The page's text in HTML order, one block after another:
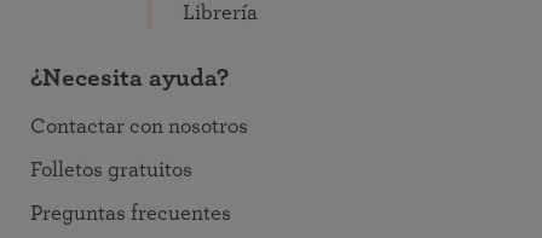
Librería
¿Necesita ayuda?
Contactar con nosotros
Folletos gratuitos
Preguntas frecuentes